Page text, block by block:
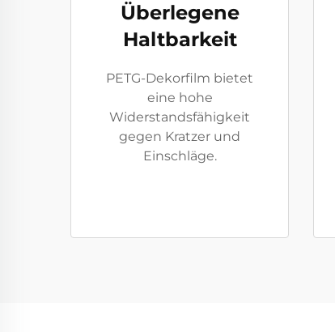
Überlegene
Haltbarkeit
PETG-Dekorfilm bietet
eine hohe
Widerstandsfähigkeit
gegen Kratzer und
Einschläge.